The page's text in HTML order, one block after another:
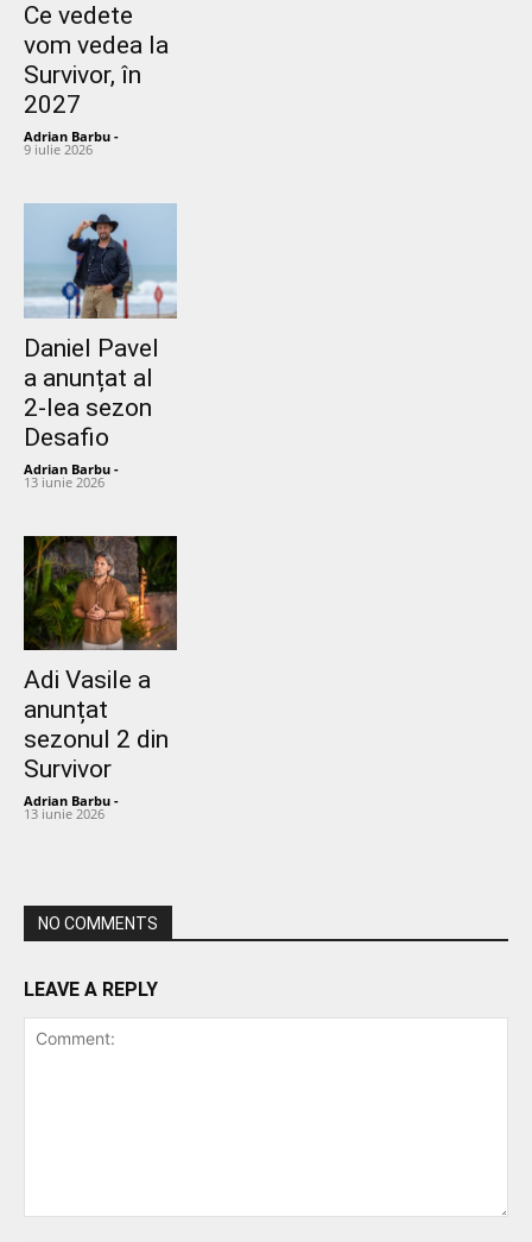
Ce vedete
vom vedea la
Survivor, în
2027
Adrian Barbu -
9 iulie 2026
Daniel Pavel
a anunțat al
2-lea sezon
Desafio
Adrian Barbu -
13 iunie 2026
Adi Vasile a
anunțat
sezonul 2 din
Survivor
Adrian Barbu -
13 iunie 2026
NO COMMENTS
LEAVE A REPLY